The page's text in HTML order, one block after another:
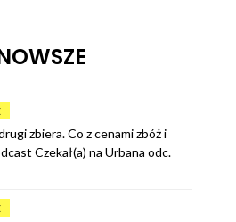
zbiera. Co z cenami zbóż i
Czekał(a) na Urbana odc.